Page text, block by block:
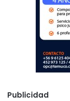
Publicidad